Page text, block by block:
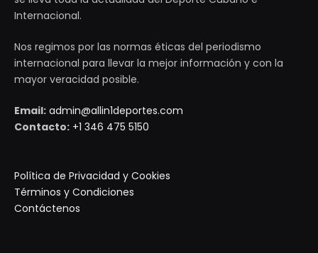
Internacional.
Nos regimos por las normas éticas del periodismo
internacional para llevar la mejor información y con la
mayor veracidad posible.
Email: admin@allin1deportes.com
Contacto: +1 346 475 5150
Política de Privacidad y Cookies
Términos y Condiciones
Contáctenos